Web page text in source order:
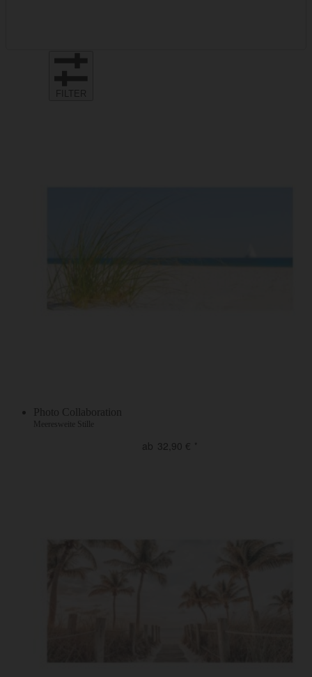
FILTER
Photo Collaboration
Meeresweite Stille
ab 32,90 €